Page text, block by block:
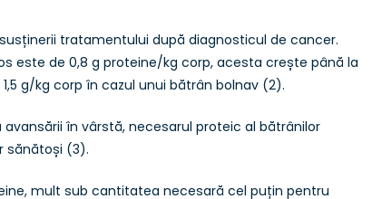
tratamentului după diagnosticul de cancer.
este de 0,8 g proteine/kg corp, acesta crește până la
g/kg corp în cazul unui bătrân bolnav (2).
în vârstă, necesarul proteic al bătrânilor
sănătoși (3).
mult sub cantitatea necesară cel puțin pentru